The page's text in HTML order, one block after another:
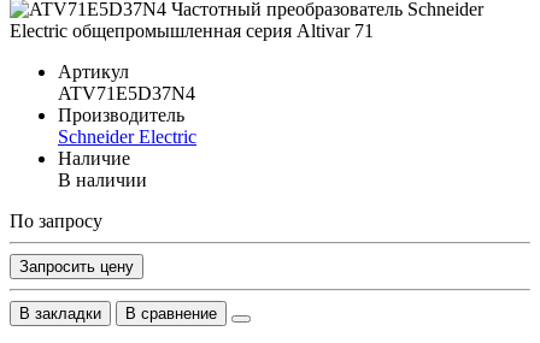
Артикул
ATV71E5D37N4
Производитель
Schneider Electric
Наличие
В наличии
По запросу
Запросить цену
В закладки В сравнение